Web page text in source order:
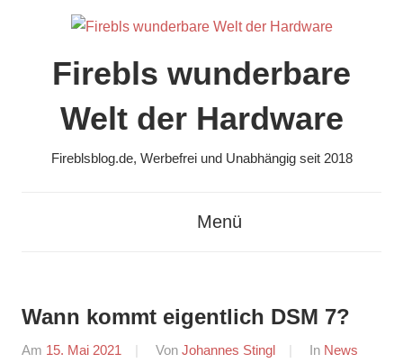
springenFirebls wunderbare
Welt der Hardware
Fireblsblog.de, Werbefrei und Unabhängig seit 2018
Menü
Wann kommt eigentlich DSM 7?
Am 15. Mai 2021 Von Johannes Stingl In News